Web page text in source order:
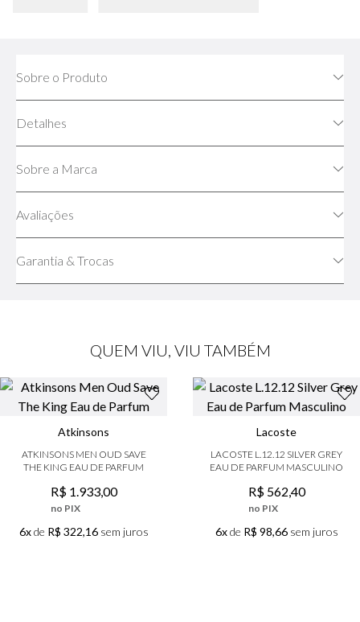
Sobre o Produto
Detalhes
Sobre a Marca
Avaliações
Garantia & Trocas
QUEM VIU, VIU TAMBÉM
Atkinsons
ATKINSONS MEN OUD SAVE
THE KING EAU DE PARFUM
R$ 1.933,00
no PIX
6xde R$ 322,16sem juros
Lacoste
LACOSTE L.12.12 SILVER GREY
EAU DE PARFUM MASCULINO
R$ 562,40
no PIX
6xde R$ 98,66sem juros